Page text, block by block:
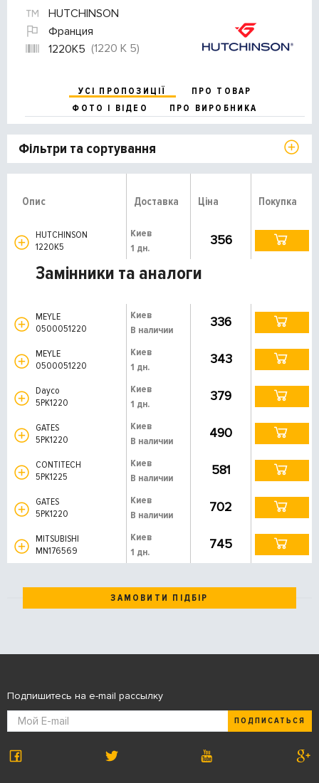
HUTCHINSON
Франция
1220K5 (1220 K 5)
УСІ ПРОПОЗИЦІЇ
ПРО ТОВАР
ФОТО І ВІДЕО
ПРО ВИРОБНИКА
Фільтри та сортування
Опис Доставка Ціна Покупка
HUTCHINSON
1220K5
Киев
1 дн.
356
Замінники та аналоги
MEYLE
0500051220
Киев
В наличии
336
MEYLE
0500051220
Киев
1 дн.
343
Dayco
5PK1220
Киев
1 дн.
379
GATES
5PK1220
Киев
В наличии
490
CONTITECH
5PK1225
Киев
В наличии
581
GATES
5PK1220
Киев
В наличии
702
MITSUBISHI
MN176569
Киев
1 дн.
745
ЗАМОВИТИ ПІДБІР
Подпишитесь на e-mail рассылку
ПОДПИСАТЬСЯ